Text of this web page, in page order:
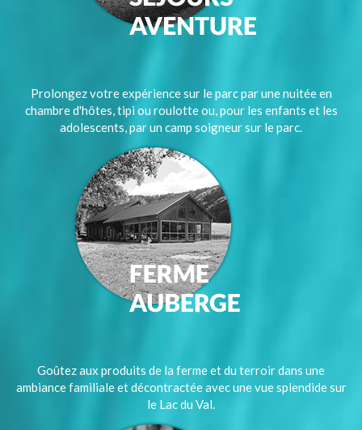
Prolongez votre expérience sur le parc par une nuitée en
chambre d'hôtes, tipi ou roulotte ou, pour les enfants et les
adolescents, par un camp soigneur sur le parc.
Goûtez aux produits de la ferme et du terroir dans une
ambiance familiale et décontractée avec une vue splendide sur
le Lac du Val.